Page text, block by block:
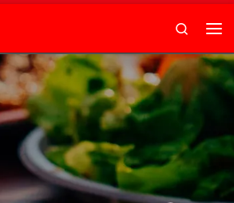
Search